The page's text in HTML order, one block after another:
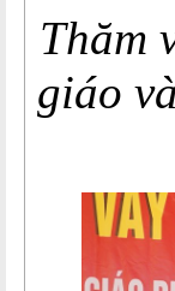
Thăm
giáo